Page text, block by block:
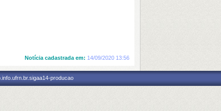
Notícia cadastrada em: 14/09/2020 13:56
producao